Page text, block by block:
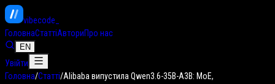
vibecode
ГоловнаСтаттіАвториПро нас
EN
Увійти
Головна/Статті/Alibaba випустила Qwen3.6-35B-A3B: MoE,